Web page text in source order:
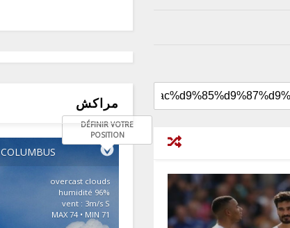
مراكش
COLUMBUS
DÉFINIR VOTRE
POSITION
overcast clouds
96% humidité
vent : 3m/s S
MAX 74 • MIN 71